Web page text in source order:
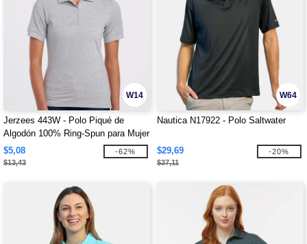
W14
Jerzees 443W - Polo Piqué de
Algodón 100% Ring-Spun para Mujer
$5,08
$13,43
-62%
W64
Nautica N17922 - Polo Saltwater
$29,69
$37,11
-20%